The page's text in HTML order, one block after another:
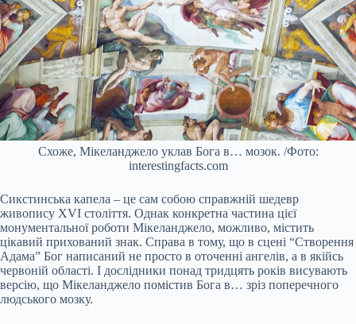
Схоже, Мікеланджело уклав Бога в… мозок. /Фото:
interestingfacts.com
Сикстинська капела – це сам собою справжній шедевр
живопису XVI століття. Однак конкретна частина цієї
монументальної роботи Мікеланджело, можливо, містить
цікавий прихований знак. Справа в тому, що в сцені “Створення
Адама” Бог написаний не просто в оточенні ангелів, а в якійсь
червоній області. І дослідники понад тридцять років висувають
версію, що Мікеланджело помістив Бога в… зріз поперечного
людського мозку.